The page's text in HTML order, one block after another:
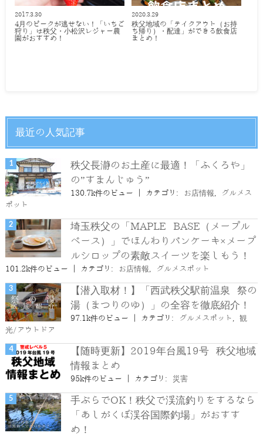
2017.3.30
4月のピークが逃せない！「いちご
狩り」は秩父・小松沢レジャー農
園がおすすめ！
2020.3.29
秩父地域の「テイクアウト（お持
ち帰り）・配達」ができる飲食店
まとめ！
最近の人気記事
秩父長瀞のお土産に最適！「ふくろや」
の”すまんじゅう”
130.7k件のビュー カテゴリ: お店情報,
グルメス
ポット
埼玉秩父の「MAPLE BASE（メープル
ベース）」でほんわりパンケーキ×メープ
ルシロップの素敵スイーツを楽しもう！
101.2k件のビュー カテゴリ: お店情報, グルメスポット
【潜入取材！】「西武秩父駅前温泉 祭の
湯（まつりのゆ）」の全容を徹底紹介！
97.1k件のビュー カテゴリ: グルメスポット
観
光/アウトドア
【随時更新】2019年台風19号 秩父地域
情報まとめ
95k件のビュー カテゴリ: 災害
手ぶらでOK！秩父で渓流釣りをするなら
「あしがくぼ渓谷国際釣場」がおすす
め！